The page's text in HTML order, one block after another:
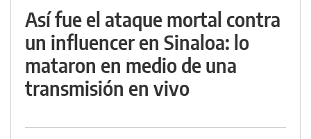
Así fue el ataque mortal contra
un influencer en Sinaloa: lo
mataron en medio de una
transmisión en vivo